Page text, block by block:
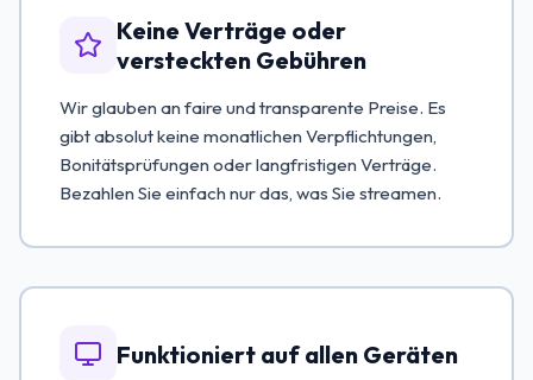
Keine Verträge oder
versteckten Gebühren
Wir glauben an faire und transparente Preise. Es
gibt absolut keine monatlichen Verpflichtungen,
Bonitätsprüfungen oder langfristigen Verträge.
Bezahlen Sie einfach nur das, was Sie streamen.
Funktioniert auf allen Geräten